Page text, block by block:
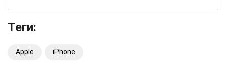
Теги:
Apple iPhone